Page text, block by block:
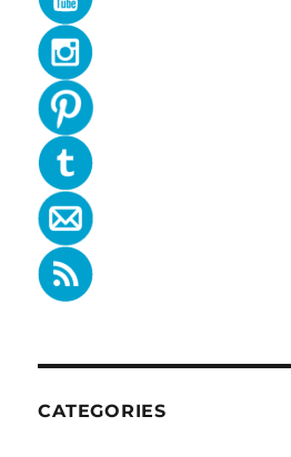
CATEGORIES